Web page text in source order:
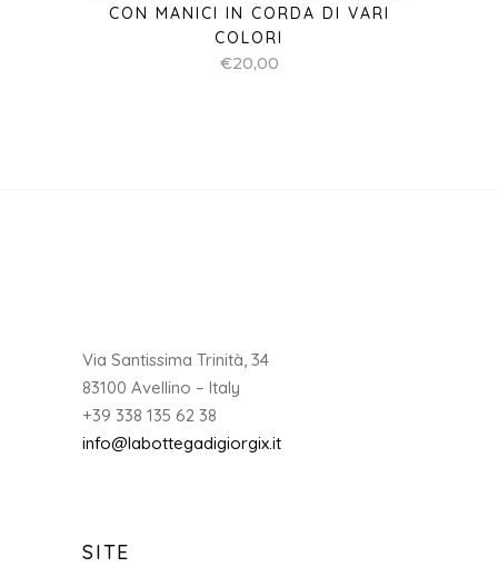
CON MANICI IN CORDA DI VARI
COLORI
€20,00
Via Santissima Trinità, 34
83100 Avellino – Italy
+39 338 135 62 38
info@labottegadigiorgix.it
SITE